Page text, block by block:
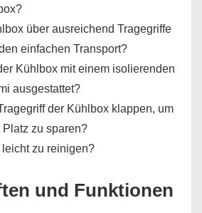
über ausreichend Tragegriffe
einfachen Transport?
Kühlbox mit einem isolierenden
ausgestattet?
der Kühlbox klappen, um
Platz zu sparen?
leicht zu reinigen?
und Funktionen